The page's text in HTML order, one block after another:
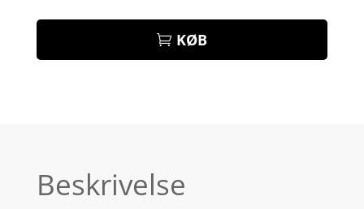
KØB
Beskrivelse